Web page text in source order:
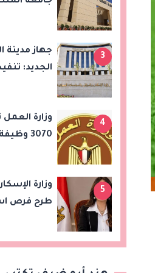
3
جهاز مدينة
الجديد:
النرجس
الوطن"
4
وزارة
3070
التفاصيل
5
وزارة
طرح فرص
والأجنبي